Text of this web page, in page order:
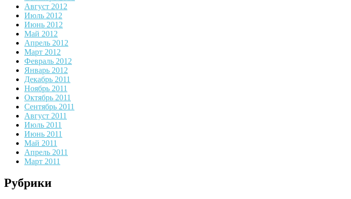
Август 2012
Июль 2012
Июнь 2012
Май 2012
Апрель 2012
Март 2012
Февраль 2012
Январь 2012
Декабрь 2011
Ноябрь 2011
Октябрь 2011
Сентябрь 2011
Август 2011
Июль 2011
Июнь 2011
Май 2011
Апрель 2011
Март 2011
Рубрики